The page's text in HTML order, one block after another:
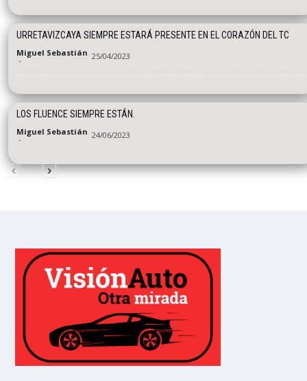
URRETAVIZCAYA SIEMPRE ESTARÁ PRESENTE EN EL CORAZÓN DEL TC
Miguel Sebastián
- 25/04/2023
LOS FLUENCE SIEMPRE ESTÁN.
Miguel Sebastián
- 24/06/2023